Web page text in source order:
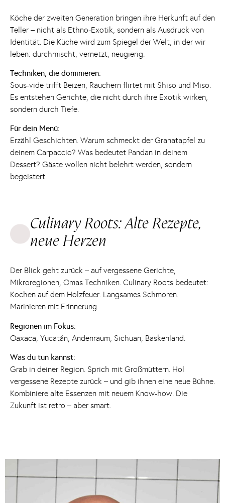
Köche der zweiten Generation bringen ihre Herkunft auf den
Teller – nicht als Ethno-Exotik, sondern als Ausdruck von
Identität. Die Küche wird zum Spiegel der Welt, in der wir
leben: durchmischt, vernetzt, neugierig.
Techniken, die dominieren:
Sous-vide trifft Beizen, Räuchern flirtet mit Shiso und Miso.
Es entstehen Gerichte, die nicht durch ihre Exotik wirken,
sondern durch Tiefe.
Für dein Menü:
Erzähl Geschichten. Warum schmeckt der Granatapfel zu
deinem Carpaccio? Was bedeutet Pandan in deinem
Dessert? Gäste wollen nicht belehrt werden, sondern
begeistert.
Culinary Roots: Alte Rezepte,
neue Herzen
Der Blick geht zurück – auf vergessene Gerichte,
Mikroregionen, Omas Techniken. Culinary Roots bedeutet:
Kochen auf dem Holzfeuer. Langsames Schmoren.
Marinieren mit Erinnerung.
Regionen im Fokus:
Oaxaca, Yucatán, Andenraum, Sichuan, Baskenland.
Was du tun kannst:
Grab in deiner Region. Sprich mit Großmüttern. Hol
vergessene Rezepte zurück – und gib ihnen eine neue Bühne.
Kombiniere alte Essenzen mit neuem Know-how. Die
Zukunft ist retro – aber smart.